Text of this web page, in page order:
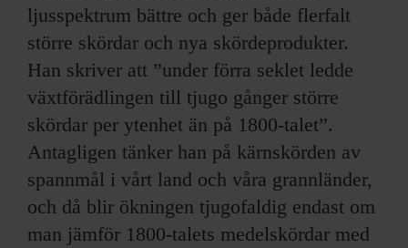
SKRIV I F&F
PRENUMERERA PÅ F&F
ANNONSERA I F&F
OM F&F
ljusspektrum bättre och ger både flerfalt
större skördar och nya skördeprodukter.
Han skriver att ”under förra seklet ledde
växtförädlingen till tjugo gånger större
skördar per ytenhet än på 1800-talet”.
Antagligen tänker han på kärnskörden av
spannmål i vårt land och våra grannländer,
och då blir ökningen tjugofaldig endast om
man jämför 1800-talets medelskördar med